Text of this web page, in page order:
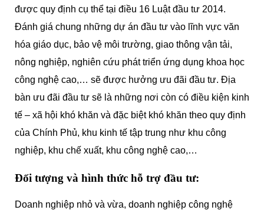
được quy định cụ thể tại điều 16 Luật đầu tư 2014.
Đánh giá chung những dự án đầu tư vào lĩnh vực văn
hóa giáo dục, bảo vệ môi trường, giao thông vận tải,
nông nghiệp, nghiên cứu phát triển ứng dụng khoa học
công nghệ cao,… sẽ được hưởng ưu đãi đầu tư. Địa
bàn ưu đãi đầu tư sẽ là những nơi còn có điều kiện kinh
tế – xã hội khó khăn và đặc biệt khó khăn theo quy định
của Chính Phủ, khu kinh tế tập trung như khu công
nghiệp, khu chế xuất, khu công nghệ cao,…
Đối tượng và hình thức hỗ trợ đầu tư:
Doanh nghiệp nhỏ và vừa, doanh nghiệp công nghệ